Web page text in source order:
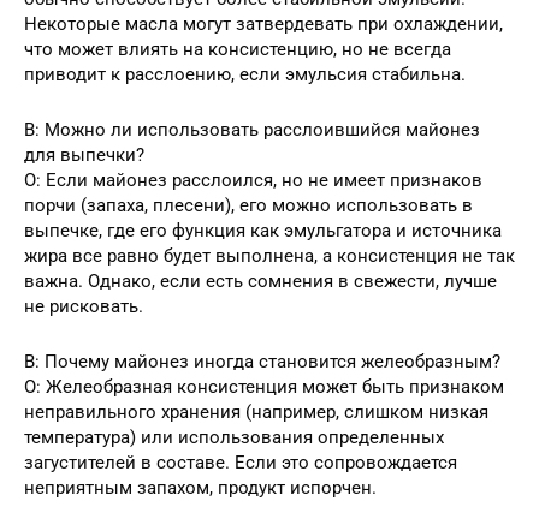
Некоторые масла могут затвердевать при охлаждении,
что может влиять на консистенцию, но не всегда
приводит к расслоению, если эмульсия стабильна.
В: Можно ли использовать расслоившийся майонез
для выпечки?
О: Если майонез расслоился, но не имеет признаков
порчи (запаха, плесени), его можно использовать в
выпечке, где его функция как эмульгатора и источника
жира все равно будет выполнена, а консистенция не так
важна. Однако, если есть сомнения в свежести, лучше
не рисковать.
В: Почему майонез иногда становится желеобразным?
О: Желеобразная консистенция может быть признаком
неправильного хранения (например, слишком низкая
температура) или использования определенных
загустителей в составе. Если это сопровождается
неприятным запахом, продукт испорчен.